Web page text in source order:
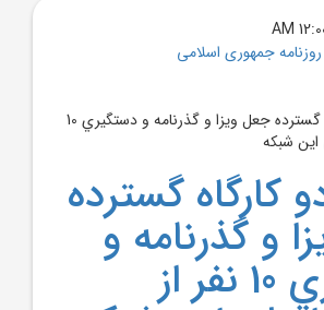
روزنامه جمهوری اسلامی
کارگاه گسترده
و گذرنامه و
دستگيري 10 نفر از